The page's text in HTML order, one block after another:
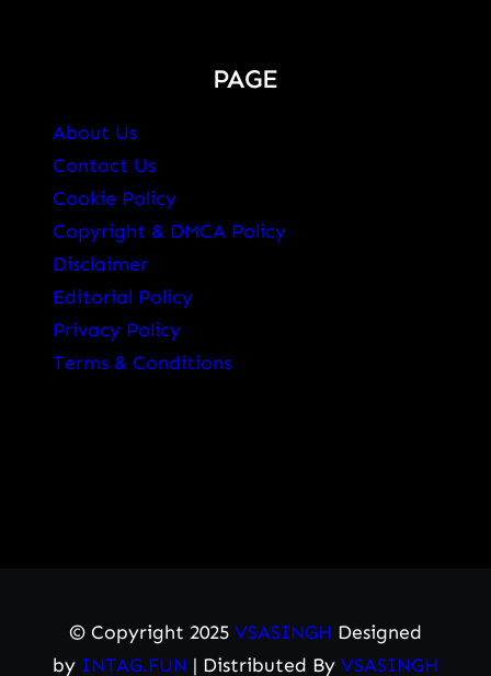
PAGE
About Us
Contact Us
Cookie Policy
Copyright & DMCA Policy
Disclaimer
Editorial Policy
Privacy Policy
Terms & Conditions
© Copyright 2025 VSASINGH Designed
by INTAG.FUN | Distributed By VSASINGH